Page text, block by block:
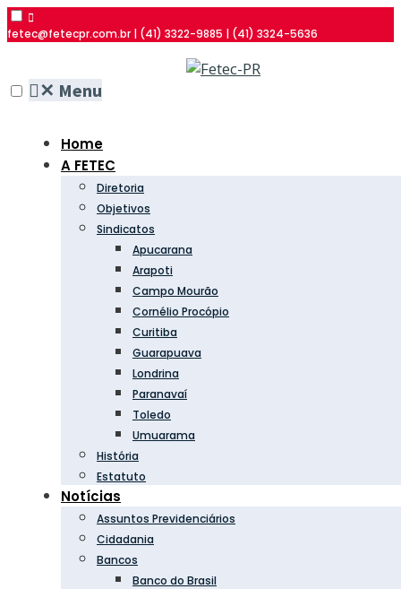
fetec@fetecpr.com.br | (41) 3322-9885 | (41) 3324-5636
✕ Menu
Home
A FETEC
Diretoria
Objetivos
Sindicatos
Apucarana
Arapoti
Campo Mourão
Cornélio Procópio
Curitiba
Guarapuava
Londrina
Paranavaí
Toledo
Umuarama
História
Estatuto
Notícias
Assuntos Previdenciários
Cidadania
Bancos
Banco do Brasil